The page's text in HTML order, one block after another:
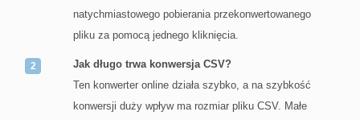
natychmiastowego pobierania przekonwertowanego
pliku za pomocą jednego kliknięcia.
Jak długo trwa konwersja CSV?
Ten konwerter online działa szybko, a na szybkość
konwersji duży wpływ ma rozmiar pliku CSV. Małe